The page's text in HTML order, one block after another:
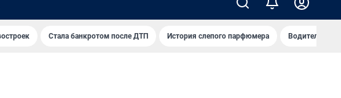
Стала банкротом после ДТП История слепого парфюмера Водители